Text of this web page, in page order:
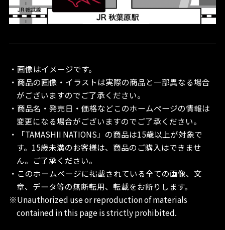
・画像はイメージです。
・商品の画像・イラストは実際の商品と一部異なる場合
がございますのでご了承ください。
・商品名・発売日・価格などこのホームページの情報は
変更になる場合がございますのでご了承ください。
・「TAMASHII NATIONS」の商品は15歳以上が対象で
す。15歳未満のお客様は、商品のご購入はできませ
ん。ご了承ください。
・このホームページに掲載されている全ての画像、文
章、データ等の無断転用、転載をお断りします。
※Unauthorized use or reproduction of materials
contained in this page is strictly prohibited.